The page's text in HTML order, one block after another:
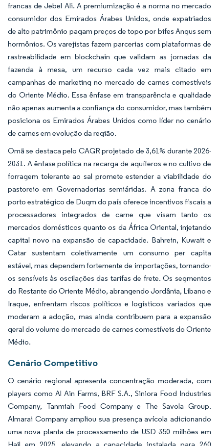
francas de Jebel Ali. A premiumização é a norma no mercado
consumidor dos Emirados Árabes Unidos, onde expatriados
de alto patrimônio pagam preços de topo por bifes Angus sem
hormônios. Os varejistas fazem parcerias com plataformas de
rastreabilidade em blockchain que validam as jornadas da
fazenda à mesa, um recurso cada vez mais citado em
campanhas de marketing no mercado de carnes comestíveis
do Oriente Médio. Essa ênfase em transparência e qualidade
não apenas aumenta a confiança do consumidor, mas também
posiciona os Emirados Árabes Unidos como líder no cenário
de carnes em evolução da região.
Omã se destaca pelo CAGR projetado de 3,61% durante 2026-
2031. A ênfase política na recarga de aquíferos e no cultivo de
forragem tolerante ao sal promete estender a viabilidade do
pastoreio em Governadorias semiáridas. A zona franca do
porto estratégico de Duqm do país oferece incentivos fiscais a
processadores integrados de carne que visam tanto os
mercados domésticos quanto os da África Oriental, injetando
capital novo na expansão de capacidade. Bahrein, Kuwait e
Catar sustentam coletivamente um consumo per capita
estável, mas dependem fortemente de importações, tornando-
os sensíveis às oscilações das tarifas de frete. Os segmentos
do Restante do Oriente Médio, abrangendo Jordânia, Líbano e
Iraque, enfrentam riscos políticos e logísticos variados que
moderam a adoção, mas ainda contribuem para a expansão
geral do volume do mercado de carnes comestíveis do Oriente
Médio.
Cenário Competitivo
O cenário regional apresenta concentração moderada, com
players como Al Ain Farms, BRF S.A., Siniora Food Industries
Company, Tanmiah Food Company e The Savola Group.
Almarai Company ampliou sua presença avícola adicionando
uma nova planta de processamento de USD 350 milhões em
Hail em 2025, elevando a capacidade instalada para 260